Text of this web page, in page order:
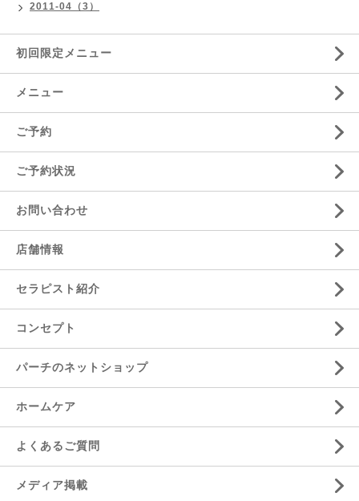
2011-04（3）
初回限定メニュー
メニュー
ご予約
ご予約状況
お問い合わせ
店舗情報
セラピスト紹介
コンセプト
パーチのネットショップ
ホームケア
よくあるご質問
メディア掲載